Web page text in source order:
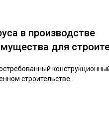
в производстве
для
строительстве.